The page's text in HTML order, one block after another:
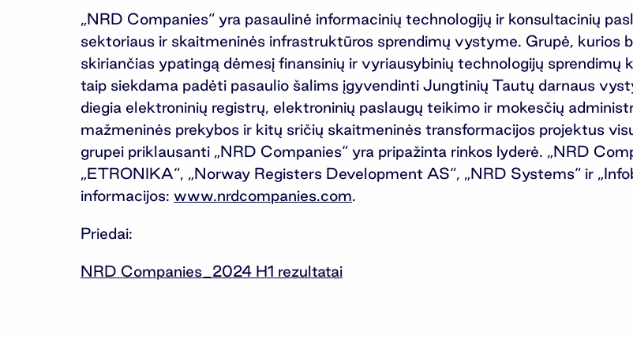
„NRD Companies“ yra pasaulinė informacinių technologijų ir konsultacinių
sektoriaus ir skaitmeninės infrastruktūros sprendimų vystyme. Grupė, kurios
skiriančias ypatingą dėmesį finansinių ir vyriausybinių technologijų
taip siekdama padėti pasaulio šalims įgyvendinti Jungtinių Tautų darnaus
diegia elektroninių registrų, elektroninių paslaugų teikimo ir mokesčių
mažmeninės prekybos ir kitų sričių skaitmeninės transformacijos projektus
grupei priklausanti „NRD Companies“ yra pripažinta rinkos lyderė. „NRD
„ETRONIKA“, „Norway Registers Development AS“, „NRD Systems“ ir
informacijos: www.nrdcompanies.com.
Priedai:
NRD Companies_2024 H1 rezultatai